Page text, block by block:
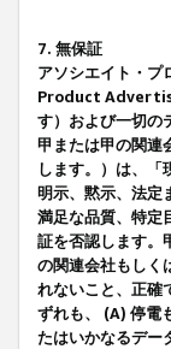
7. 無保証
アソシエイト・プ
Product
す）および一切の
甲または甲の関連
します。）は、「
明示、黙示、法定
満足な品質、特定
証を否認します。
の関連会社もしく
れないこと、正確
ずれも、 (A) 停電
たはいかなるデー